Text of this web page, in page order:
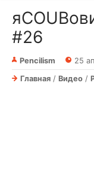
#26
Pencilism 25
Главная / Видео /